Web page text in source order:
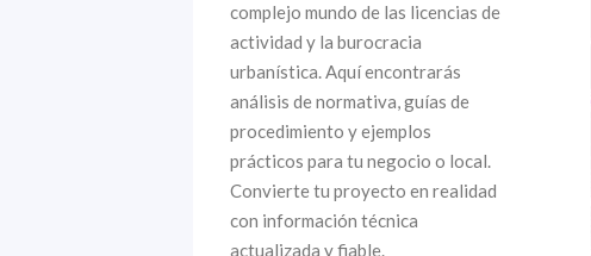
complejo mundo de las licencias de
actividad y la burocracia
urbanística. Aquí encontrarás
análisis de normativa, guías de
procedimiento y ejemplos
prácticos para tu negocio o local.
Convierte tu proyecto en realidad
con información técnica
actualizada y fiable.